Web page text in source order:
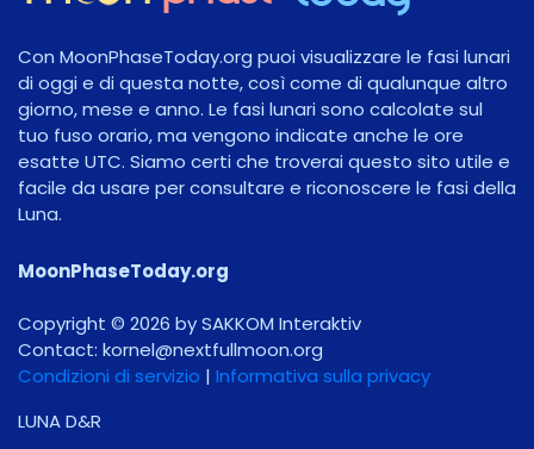
Con MoonPhaseToday.org puoi visualizzare le fasi lunari
di oggi e di questa notte, così come di qualunque altro
giorno, mese e anno. Le fasi lunari sono calcolate sul
tuo fuso orario, ma vengono indicate anche le ore
esatte UTC. Siamo certi che troverai questo sito utile e
facile da usare per consultare e riconoscere le fasi della
Luna.
MoonPhaseToday.org
Copyright © 2026 by SAKKOM Interaktiv
Contact: gro.noomlluftxen@lenrok
Condizioni di servizio | Informativa sulla privacy
LUNA D&R